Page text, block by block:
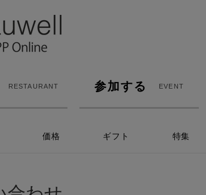
RESTAURANT 参加する EVENT
価格 ギフト 特集